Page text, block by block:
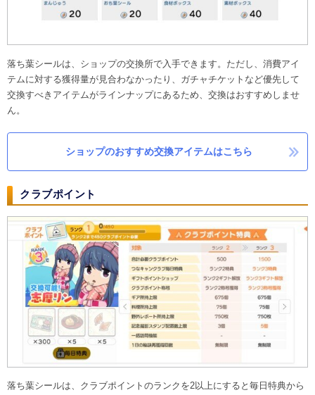
落ち葉シールは、ショップの交換所で入手できます。ただし、消費アイ
テムに対する獲得量が見合わなかったり、ガチャチケットなど優先して
交換すべきアイテムがラインナップにあるため、交換はおすすめしませ
ん。
ショップのおすすめ交換アイテムはこちら
クラブポイント
落ち葉シールは、クラブポイントのランクを2以上にすると毎日特典から